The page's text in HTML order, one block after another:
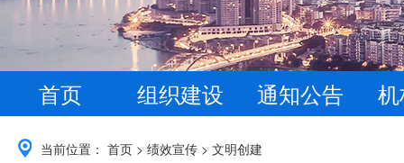
首页 组织建设 通知公告
当前位置： 首页 > 绩效宣传 > 文明创建